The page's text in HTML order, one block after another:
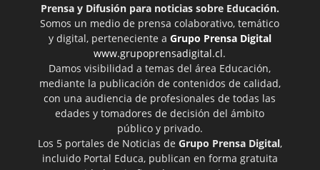
Prensa y Difusión para noticias sobre Educación.
Somos un medio de prensa colaborativo, temático
y digital, perteneciente a Grupo Prensa Digital
www.grupoprensadigital.cl.
Damos visibilidad a temas del área Educación,
mediante la publicación de contenidos de calidad,
con una audiencia de profesionales de todas las
edades y tomadores de decisión del ámbito
público y privado.
Los 5 portales de Noticias de Grupo Prensa Digital,
incluido Portal Educa, publican en forma gratuita